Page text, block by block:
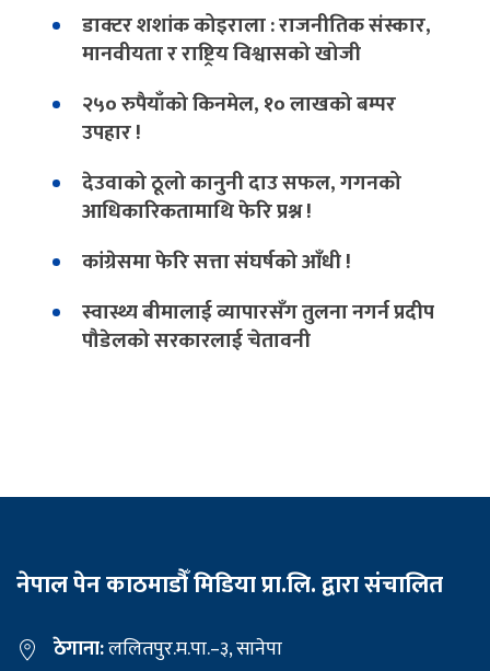
डाक्टर शशांक कोइराला : राजनीतिक संस्कार,
मानवीयता र राष्ट्रिय विश्वासको खोजी
२५० रुपैयाँको किनमेल, १० लाखको बम्पर
उपहार !
देउवाको ठूलो कानुनी दाउ सफल, गगनको
आधिकारिकतामाथि फेरि प्रश्न !
कांग्रेसमा फेरि सत्ता संघर्षको आँधी !
स्वास्थ्य बीमालाई व्यापारसँग तुलना नगर्न प्रदीप
पौडेलको सरकारलाई चेतावनी
नेपाल पेन काठमाडौँ मिडिया प्रा.लि. द्वारा संचालित
ठेगाना:ललितपुर.म.पा.–३, सानेपा